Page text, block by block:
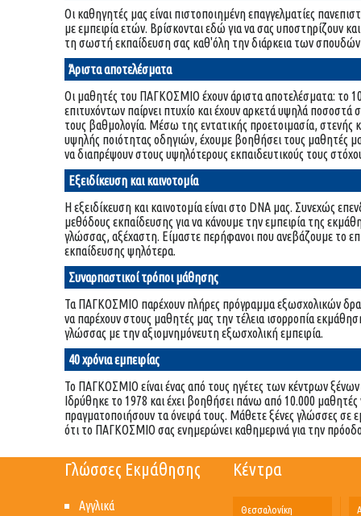
Οι καθηγητές μας είναι πιστοποιημένη επαγγελματίες
με εμπειρία ετών. Βρίσκονται εδώ για να σας υποστηρίζουν
τη σωστή εκπαίδευση σας καθ'όλη την διάρκεια των
Άριστα αποτελέσματα
Οι μαθητές του ΠΑΓΚΟΣΜΙΟ έχουν άριστα αποτελέσματα: το
επιτυχόντων παίρνει πτυχίο και έχουν αρκετά υψηλά ποσοστά
τους βαθμολογία. Μέσω της εντατικής προετοιμασία, στενής
υψηλής ποιότητας οδηγιών, έχουμε βοηθήσει τους μαθητές
να διαπρέψουν στους υψηλότερους εκπαιδευτικούς τους
Εξειδίκευση και καινοτομία
Η εξειδίκευση και καινοτομία είναι στο DNA μας. Συνεχώς
μεθόδους εκπαίδευσης για να κάνουμε την εμπειρία της
γλώσσας, αξέχαστη. Είμαστε περήφανοι που ανεβάζουμε το
εκπαίδευσης ψηλότερα.
Συναρπαστικοί τρόποι μάθησης
Τα ΠΑΓΚΟΣΜΙΟ παρέχουν πλήρες πρόγραμμα εξωσχολικών
να παρέχουν στους μαθητές μας την τέλεια ισορροπία
γλώσσας με την αξιομνημόνευτη εξωσχολική εμπειρία.
40 χρόνια εμπειρίας
Το ΠΑΓΚΟΣΜΙΟ είναι ένας από τους ηγέτες των κέντρων
Ιδρύθηκε το 1978 και έχει βοηθήσει πάνω από 10.000 μαθητές
πραγματοποιήσουν τα όνειρά τους. Μάθετε ξένες γλώσσες σε
ότι το ΠΑΓΚΟΣΜΙΟ σας ενημερώνει καθημερινά για την
Γλώσσες Εκμάθησης
Αγγλικά
Κέντρα
Θεσσαλονίκη